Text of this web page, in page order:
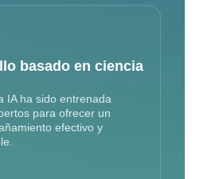
basado en ciencia
IA ha sido entrenada
para ofrecer un
efectivo y